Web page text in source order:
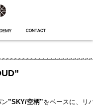
”SKY/空柄”をベースに、リ